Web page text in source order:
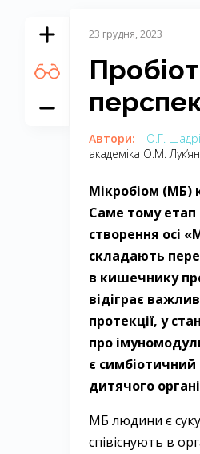
23 грудня, 2023
Автори: О.Г.
академіка О.М.
Мікробіом (МБ)
Саме тому
створення осі
складають
в кишечнику
відіграє
протекції, у
про
є
дитячого
МБ людини є
співіснують в